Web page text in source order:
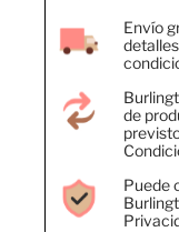
Envío
de
Puede